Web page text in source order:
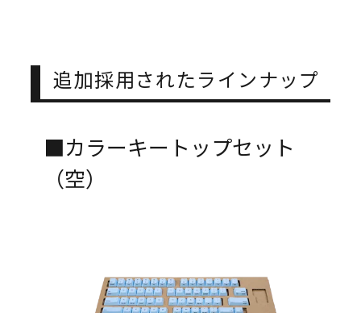
追加採用されたラインナップ
■カラーキートップセット
（空）